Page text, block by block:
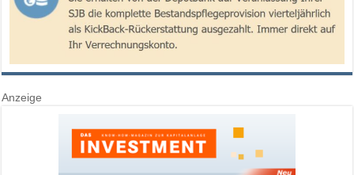
Anzeige